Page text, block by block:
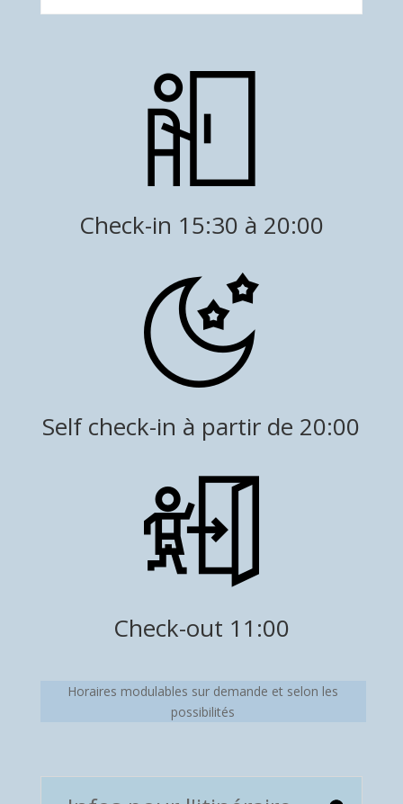
Check-in 15:30 à 20:00
Self check-in à partir de 20:00
Check-out 11:00
Horaires modulables sur demande et selon les
possibilités